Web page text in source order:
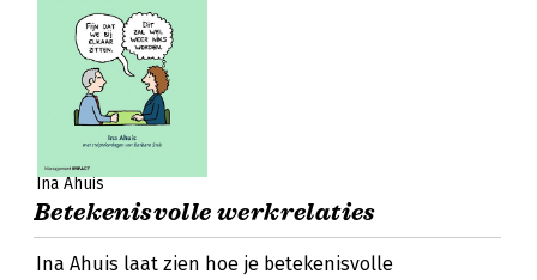
Ina Ahuis
Betekenisvolle werkrelaties
Ina Ahuis laat zien hoe je betekenisvolle